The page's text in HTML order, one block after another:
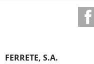
FERRETE, S.A.